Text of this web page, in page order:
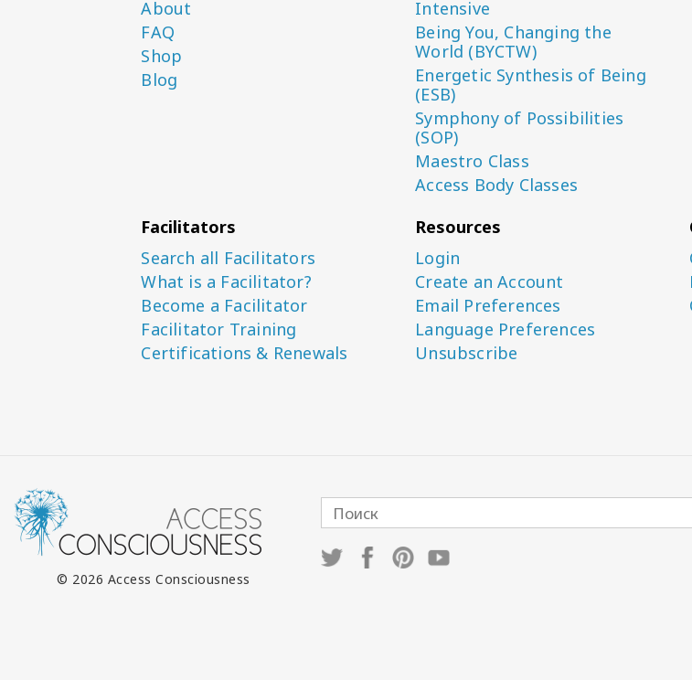
About
FAQ
Shop
Blog
Intensive
Being You, Changing the
World (BYCTW)
Energetic Synthesis of Being
(ESB)
Symphony of Possibilities
(SOP)
Maestro Class
Access Body Classes
Facilitators
Search all Facilitators
What is a Facilitator?
Become a Facilitator
Facilitator Training
Certifications & Renewals
Resources
Login
Create an Account
Email Preferences
Language Preferences
Unsubscribe
© 2026 Access Consciousness